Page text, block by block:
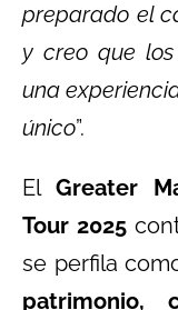
preparado el
y creo que
una
único”.
El Greater
Tour 2025
se perfila
patrimonio,